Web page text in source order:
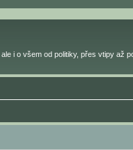
i o všem od politiky, přes vtipy až